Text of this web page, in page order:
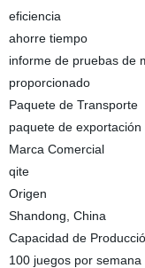
eficiencia
ahorre tiempo
informe de pruebas de
proporcionado
Paquete de Transporte
paquete de exportación
Marca Comercial
qite
Origen
Shandong, China
Capacidad de
100 juegos por semana